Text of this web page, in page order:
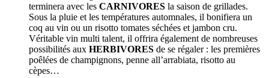
terminera avec les CARNIVORES la saison de grillades.
Sous la pluie et les températures automnales, il bonifiera un
coq au vin ou un risotto tomates séchées et jambon cru.
Véritable vin multi talent, il offrira également de nombreuses
possibilités aux HERBIVORES de se régaler : les premières
poêlées de champignons, penne all’arrabiata, risotto au
cèpes…